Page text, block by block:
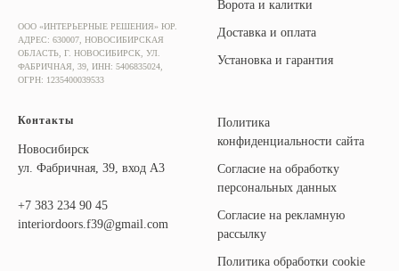
ООО «ИНТЕРЬЕРНЫЕ РЕШЕНИЯ» ЮР.
АДРЕС: 630007, НОВОСИБИРСКАЯ
ОБЛАСТЬ, Г. НОВОСИБИРСК, УЛ.
ФАБРИЧНАЯ, 39, ИНН: 5406835024,
ОГРН: 1235400039533
Ворота и калитки
Доставка и оплата
Установка и гарантия
Контакты
Новосибирск
ул. Фабричная, 39, вход А3
+7 383 234 90 45
interiordoors.f39@gmail.com
Политика
конфиденциальности сайта
Согласие на обработку
персональных данных
Согласие на рекламную
рассылку
Политика обработки cookie